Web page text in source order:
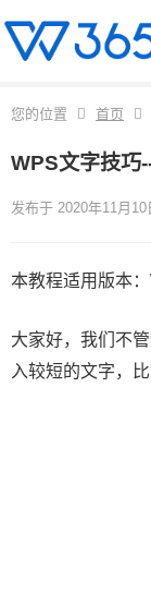
您的位置 首页
WPS文字技巧
发布于 2020年11月10
本教程适用版本
大家好，我们不管
入较短的文字，